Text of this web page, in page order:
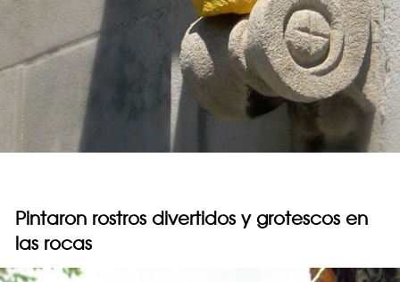
Pintaron rostros divertidos y grotescos en
las rocas